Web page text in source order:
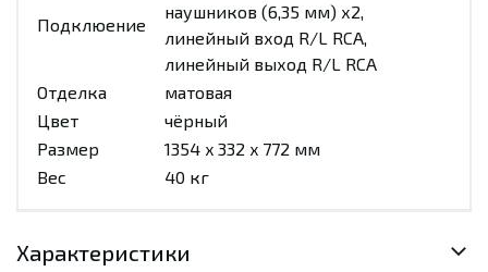
Подклюение
наушников (6,35 мм) х2,
линейный вход R/L RCA,
линейный выход R/L RCA
Отделка
матовая
Цвет
чёрный
Размер
1354 x 332 x 772 мм
Вес
40 кг
Характеристики